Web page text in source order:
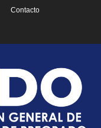
Contacto